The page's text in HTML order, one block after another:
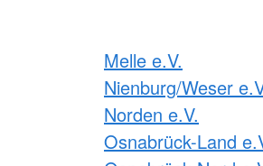
Melle e.V.
Nienburg/Weser
Norden e.V.
Osnabrück-Land